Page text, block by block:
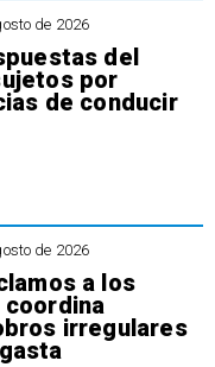
de 2026
del
por
de conducir
de 2026
a los
coordina
irregulares